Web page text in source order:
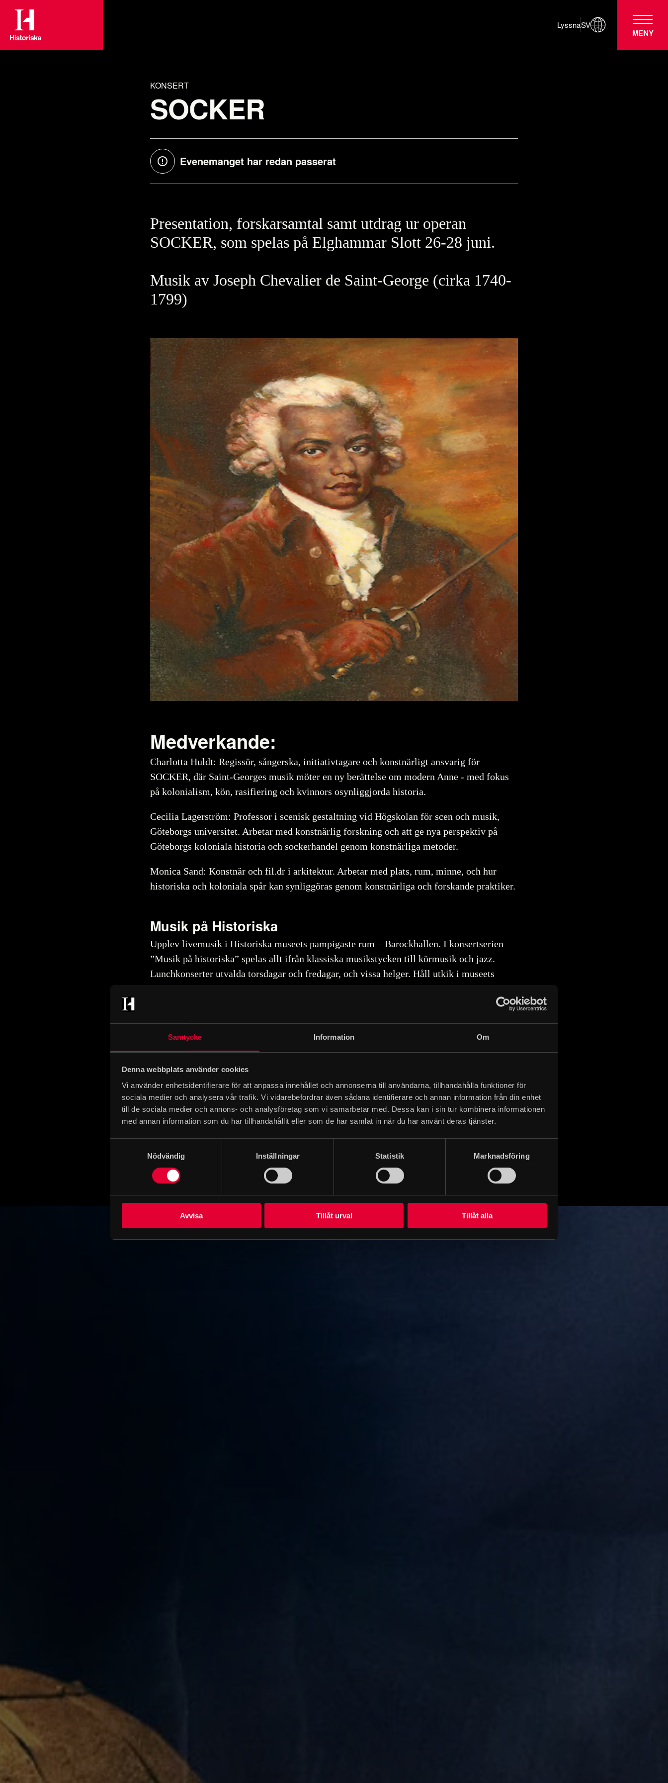
Samtycke Information Om
Denna webbplats använder cookies
Vi använder enhetsidentifierare för att anpassa innehållet och annonserna till användarna, tillhandahålla funktioner för
sociala medier och analysera vår trafik. Vi vidarebefordrar även sådana identifierare och annan information från din enhet
till de sociala medier och annons- och analysföretag som vi samarbetar med. Dessa kan i sin tur kombinera informationen
med annan information som du har tillhandahållit eller som de har samlat in när du har använt deras tjänster.
Nödvändig
Inställningar Statistik Marknadsföring
Avvisa Tillåt urval Tillåt alla
LyssnaSV
MENY
KONSERT
SOCKER
Evenemanget har redan passerat
Presentation, forskarsamtal samt utdrag ur operan
SOCKER, som spelas på Elghammar Slott 26-28 juni.
Musik av Joseph Chevalier de Saint-George (cirka 1740-
1799)
Medverkande:
Charlotta Huldt: Regissör, sångerska, initiativtagare och konstnärligt ansvarig för
SOCKER, där Saint-Georges musik möter en ny berättelse om modern Anne - med fokus
på kolonialism, kön, rasifiering och kvinnors osynliggjorda historia.
Cecilia Lagerström: Professor i scenisk gestaltning vid Högskolan för scen och musik,
Göteborgs universitet. Arbetar med konstnärlig forskning och att ge nya perspektiv på
Göteborgs koloniala historia och sockerhandel genom konstnärliga metoder.
Monica Sand: Konstnär och fil.dr i arkitektur. Arbetar med plats, rum, minne, och hur
historiska och koloniala spår kan synliggöras genom konstnärliga och forskande praktiker.
Musik på Historiska
Upplev livemusik i Historiska museets pampigaste rum – Barockhallen. I konsertserien
”Musik på historiska” spelas allt ifrån klassiska musikstycken till körmusik och jazz.
Lunchkonserter utvalda torsdagar och fredagar, och vissa helger. Håll utkik i museets
Fri entré till konserten. Vill du även besöka utställningarna betalar du entré i kassan när du
kommer.Entré och biljetter
Historiska museet, Narvavägen 17. T-bana: Karlaplan eller Östermalmstorg.